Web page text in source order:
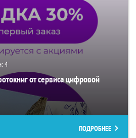
4
от сервиса цифровой
ПОДРОБНЕЕ